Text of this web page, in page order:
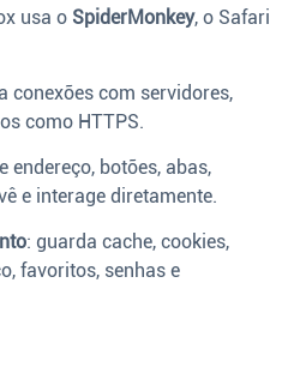
usa o SpiderMonkey, o Safari
conexões com servidores,
como HTTPS.
endereço, botões, abas,
e interage diretamente.
: guarda cache, cookies,
favoritos, senhas e